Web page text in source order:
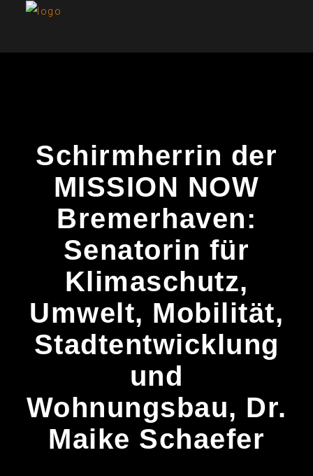
Schirmherrin der
MISSION NOW
Bremerhaven:
Senatorin für
Klimaschutz,
Umwelt, Mobilität,
Stadtentwicklung
und
Wohnungsbau, Dr.
Maike Schaefer